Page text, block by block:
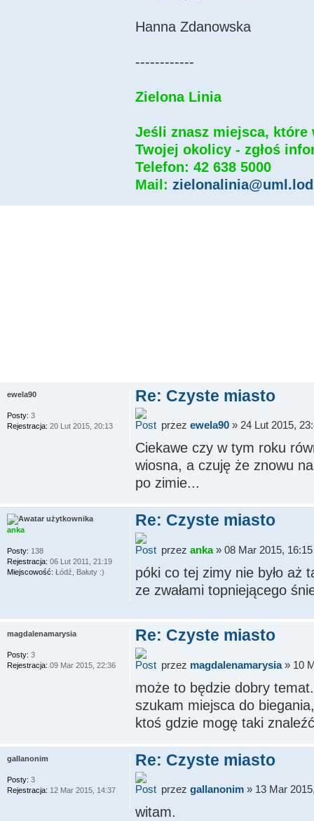
Hanna Zdanowska
------------
Zielona Linia
Jeśli znasz miejsca, które
Twojej okolicy - zgłoś
Telefon: 42 638 5000
Mail:
Re: Czyste miasto
przez ewela90» 24 Lut 2015,
Ciekawe czy w tym roku
wiosna, a czuję że znowu
po zimie...
ewela90
Posty: 3
Rejestracja: 20 Lut 2015, 20:13
Re: Czyste miasto
przez anka» 08 Mar 2015, 16:15
póki co tej zimy nie było aż
ze zwałami topniejącego
anka
Posty: 138
Rejestracja: 06 Lut 2011, 21:19
Miejscowość: Łódź, Bałuty :)
Re: Czyste miasto
przez magdalenamarysia» 10
może to będzie dobry
szukam miejsca do
ktoś gdzie mogę taki
magdalenamarysia
Posty: 3
Rejestracja: 09 Mar 2015, 22:36
Re: Czyste miasto
przez gallanonim» 13 Mar
witam.
gallanonim
Posty: 3
Rejestracja: 12 Mar 2015, 14:37